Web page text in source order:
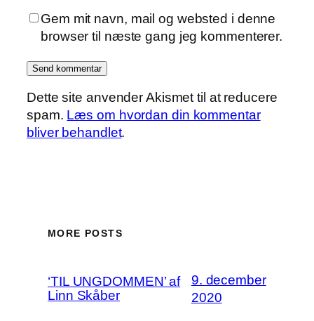
Gem mit navn, mail og websted i denne
browser til næste gang jeg kommenterer.
Dette site anvender Akismet til at reducere
spam. Læs om hvordan din kommentar
bliver behandlet.
MORE POSTS
‘TIL UNGDOMMEN’ af
Linn Skåber
9. december
2020